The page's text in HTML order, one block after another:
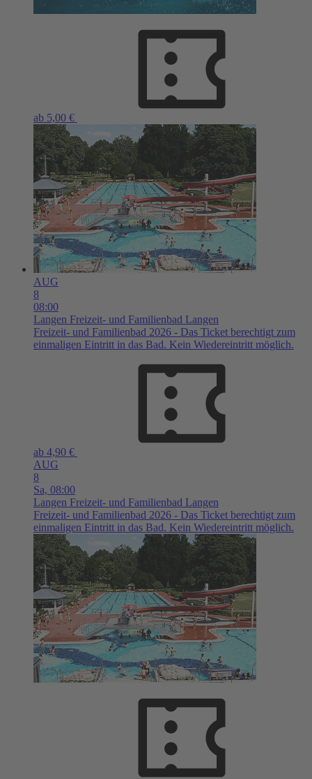
ab 5,00 €
AUG
8
08:00
Langen Freizeit- und Familienbad Langen
Freizeit- und Familienbad 2026 - Das Ticket berechtigt zum
einmaligen Eintritt in das Bad. Kein Wiedereintritt möglich.
ab 4,90 €
AUG
8
Sa, 08:00
Langen Freizeit- und Familienbad Langen
Freizeit- und Familienbad 2026 - Das Ticket berechtigt zum
einmaligen Eintritt in das Bad. Kein Wiedereintritt möglich.